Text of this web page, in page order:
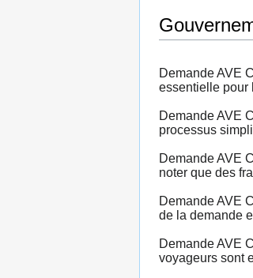
Demande AVE
essentielle pour
Demande AVE
processus
Demande AVE
noter que des
Demande AVE
de la demande
Demande AVE
voyageurs sont